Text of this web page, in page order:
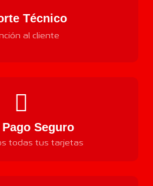
Técnico
al cliente
Pago Seguro
todas tus tarjetas